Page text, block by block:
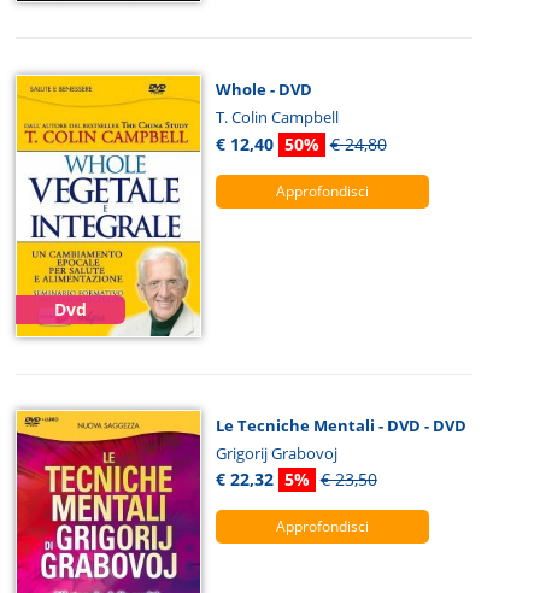
Dvd
Whole - DVD
T. Colin Campbell
€ 12,40 50% € 24,80
Approfondisci
Le Tecniche Mentali - DVD - DVD
Grigorij Grabovoj
€ 22,32 5% € 23,50
Approfondisci